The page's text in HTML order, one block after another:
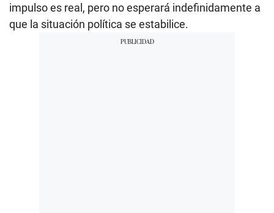
impulso es real, pero no esperará indefinidamente a
que la situación política se estabilice.